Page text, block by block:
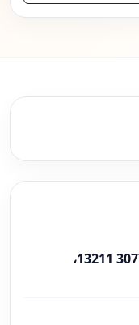
6420 سيبويه، الروضة، الرياض 13211 3077،